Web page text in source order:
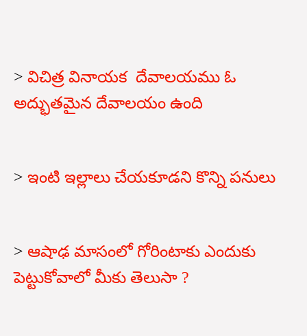
> విచిత్ర వినాయక దేవాలయము ఓ
అద్భుతమైన దేవాలయం ఉంది
> ఇంటి ఇల్లాలు చేయకూడని కొన్ని పనులు
> ఆషాఢ మాసంలో గోరింటాకు ఎందుకు
పెట్టుకోవాలో మీకు తెలుసా ?